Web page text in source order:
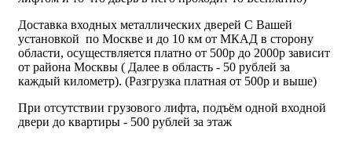
Доставка входных металлических дверей С Вашей
установкой по Москве и до 10 км от МКАД в сторону
области, осуществляется платно от 500р до 2000р зависит
от района Москвы ( Далее в область - 50 рублей за
каждый километр). (Разгрузка платная от 500р и выше)
При отсутствии грузового лифта, подъём одной входной
двери до квартиры - 500 рублей за этаж